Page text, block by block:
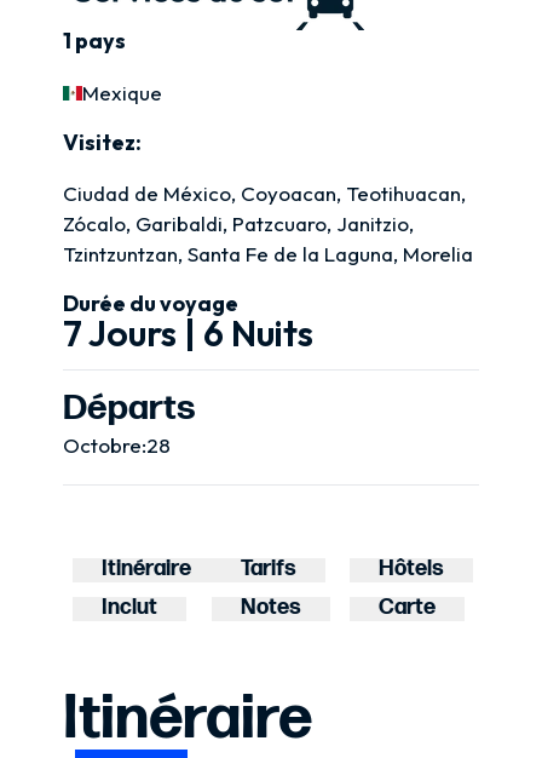
1 pays
Mexique
Visitez:
Ciudad de México, Coyoacan, Teotihuacan,
Zócalo, Garibaldi, Patzcuaro, Janitzio,
Tzintzuntzan, Santa Fe de la Laguna, Morelia
Durée du voyage
7 Jours | 6 Nuits
Départs
Octobre:28
Itinéraire Tarifs
Hôtels
Inclut
Notes Carte
Itinéraire